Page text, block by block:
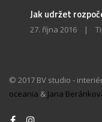
Jak udržet
27. října 2016 |
© 2017 BV studio -
oceania & Jana